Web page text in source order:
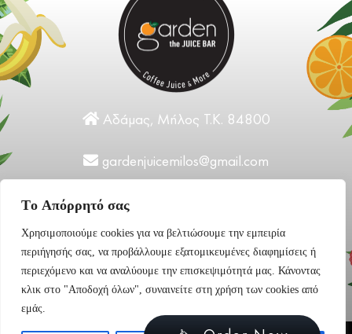
Tο Aπόρρητό σας
Χρησιμοποιούμε cookies για να βελτιώσουμε την εμπειρία
περιήγησής σας, να προβάλλουμε εξατομικευμένες διαφημίσεις ή
περιεχόμενο και να αναλύουμε την επισκεψιμότητά μας. Κάνοντας
κλικ στο "Αποδοχή όλων", συναινείτε στη χρήση των cookies από
εμάς.
Αδάμας, Μήλος Τ.Κ. 84800
gardenjuicemilos@gmail.com
+30 22870 31124